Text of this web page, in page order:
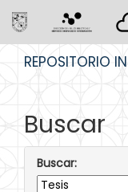
REPOSITORIO
Buscar
Buscar: